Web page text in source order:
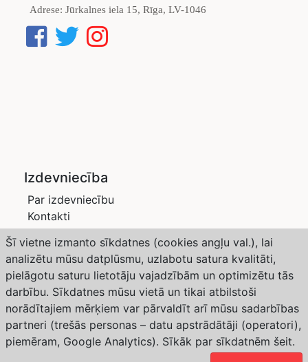
Adrese: Jūrkalnes iela 15, Rīga, LV-1046
Izdevniecība
Par izdevniecību
Kontakti
Privātuma politika
Žurnāli
Saimnieks LV
Dārzs un Drava
Abonēšana
Weather forecast from Yr, delivered by the Norwegian
Meteorological Institute and NRK
Šī vietne izmanto sīkdatnes (cookies angļu val.), lai
analizētu mūsu datplūsmu, uzlabotu satura kvalitāti,
pielāgotu saturu lietotāju vajadzībām un optimizētu tās
darbību. Sīkdatnes mūsu vietā un tikai atbilstoši
norādītajiem mērķiem var pārvaldīt arī mūsu sadarbības
partneri (trešās personas – datu apstrādātāji (operatori),
piemēram, Google Analytics). Sīkāk par sīkdatnēm šeit.